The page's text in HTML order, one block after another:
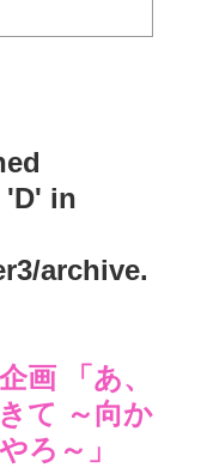
'D' in
archive.
画 「あ、
て ～向か
ろ～」